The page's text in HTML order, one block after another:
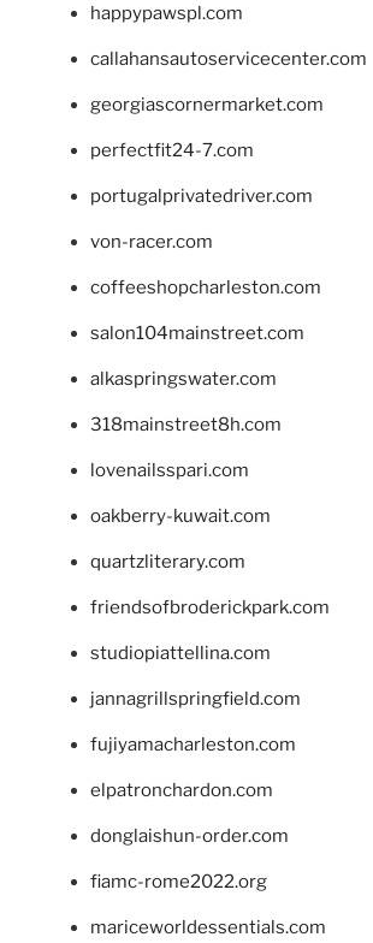
happypawspl.com
callahansautoservicecenter.com
georgiascornermarket.com
perfectfit24-7.com
portugalprivatedriver.com
von-racer.com
coffeeshopcharleston.com
salon104mainstreet.com
alkaspringswater.com
318mainstreet8h.com
lovenailsspari.com
oakberry-kuwait.com
quartzliterary.com
friendsofbroderickpark.com
studiopiattellina.com
jannagrillspringfield.com
fujiyamacharleston.com
elpatronchardon.com
donglaishun-order.com
fiamc-rome2022.org
mariceworldessentials.com